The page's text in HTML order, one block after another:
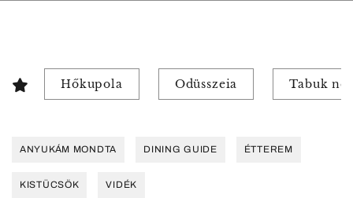
Hőkupola Odüsszeia Tabuk
ANYUKÁM MONDTA DINING GUIDE ÉTTEREM
KISTÜCSÖK VIDÉK